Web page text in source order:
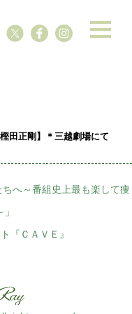
田正剛】＊三越劇場にて
へ～番組史上最も楽して痩
『ＣＡＶＥ』